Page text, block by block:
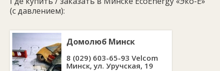
(c давлением):
Домолюб Минск
8 (029) 603-65-93 Velcom
Минск, ул. Уручская, 19